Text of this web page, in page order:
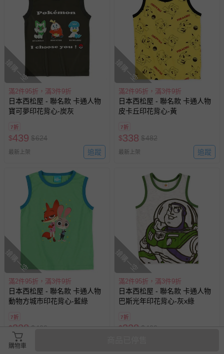
搶購一空
滿2件95折，滿3件9折
日本西松屋 - 聯名款 卡通人物
寶可夢印花背心-炭灰
7折
$439 $624
最新上架 追蹤
搶購一空
滿2件95折，滿3件9折
日本西松屋 - 聯名款 卡通人物
皮卡丘印花背心-黃
7折
$338 $482
最新上架 追蹤
搶購一空
滿2件95折，滿3件9折
日本西松屋 - 聯名款 卡通人物
動物方城市印花背心-藍綠
7折
$338 $ 482
最新上架
搶購一空
滿2件95折，滿3件9折
日本西松屋 - 聯名款 卡通人物
巴斯光年印花背心-灰x綠
7折
$338 $ 482
購物車